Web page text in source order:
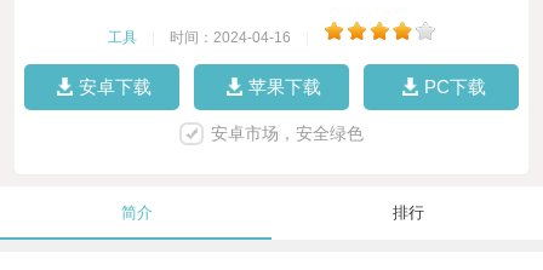
工具 时间：2024-04-16
安卓下载 苹果下载 PC下载
安卓市场，安全绿色
简介 排行